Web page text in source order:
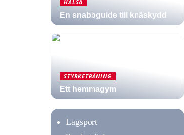
HÄLSA
En snabbguide till knäskydd
STYRKETRÄNING
Ett hemmagym
Lagsport